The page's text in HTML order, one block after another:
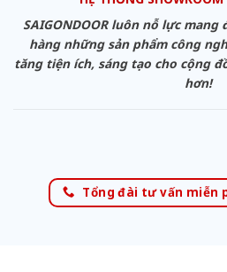
SAIGONDOOR luôn nỗ lực
hàng những sản phẩm công
tăng tiện ích, sáng tạo cho cộng
hơn!
Tổng đài tư vấn miễn